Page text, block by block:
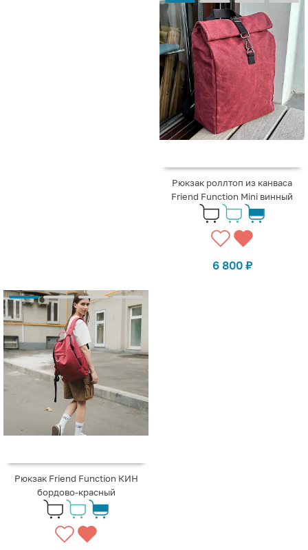
Рюкзак роллтоп из канваса
Friend Function Mini винный
6 800 ₽
Рюкзак Friend Function КИН
бордово-красный